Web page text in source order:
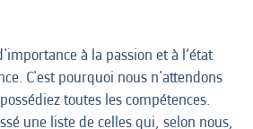
à la passion et à l’état
C'est pourquoi nous n'attendons
toutes les compétences.
une liste de celles qui, selon nous,